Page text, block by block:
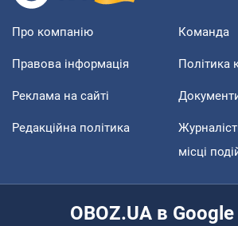
Про компанію Команда
Правова інформація Політика
Реклама на сайті
Редакційна політика
місці
OBOZ.UA в